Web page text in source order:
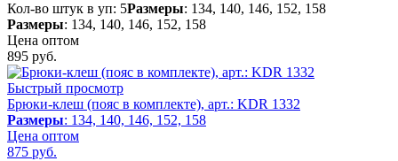
Кол-во штук в уп: 5Размеры: 134, 140, 146, 152, 158
Размеры: 134, 140, 146, 152, 158
Цена оптом
895 руб.
Быстрый просмотр
Брюки-клеш (пояс в комплекте), арт.: KDR 1332
Размеры: 134, 140, 146, 152, 158
Цена оптом
875 руб.